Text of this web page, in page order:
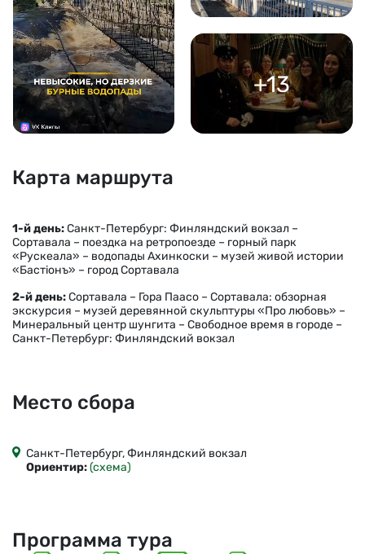
+13
Карта маршрута
1-й день:Санкт-Петербург: Финляндский вокзал –
Сортавала – поездка на ретропоезде – горный парк
«Рускеала» – водопады Ахинкоски – музей живой истории
«Бастiонъ» – город Сортавала
2-й день:Сортавала – Гора Паасо – Сортавала: обзорная
экскурсия – музей деревянной скульптуры «Про любовь» –
Минеральный центр шунгита – Свободное время в городе –
Санкт-Петербург: Финляндский вокзал
Место сбора
Санкт-Петербург, Финляндский вокзал
Ориентир:(схема)
Программа тура